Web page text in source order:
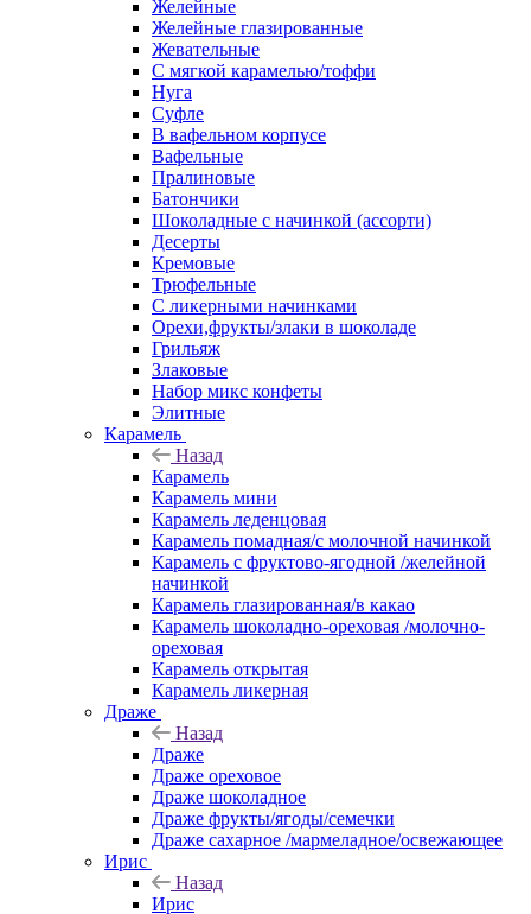
Желейные
Желейные глазированные
Жевательные
С мягкой карамелью/тоффи
Нуга
Суфле
В вафельном корпусе
Вафельные
Пралиновые
Батончики
Шоколадные с начинкой (ассорти)
Десерты
Кремовые
Трюфельные
С ликерными начинками
Орехи,фрукты/злаки в шоколаде
Грильяж
Злаковые
Набор микс конфеты
Элитные
Карамель
Назад
Карамель
Карамель мини
Карамель леденцовая
Карамель помадная/с молочной начинкой
Карамель с фруктово-ягодной /желейной
начинкой
Карамель глазированная/в какао
Карамель шоколадно-ореховая /молочно-
ореховая
Карамель открытая
Карамель ликерная
Драже
Назад
Драже
Драже ореховое
Драже шоколадное
Драже фрукты/ягоды/семечки
Драже сахарное /мармеладное/освежающее
Ирис
Назад
Ирис